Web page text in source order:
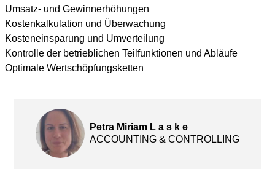
Umsatz- und Gewinnerhöhungen
Kostenkalkulation und Überwachung
Kosteneinsparung und Umverteilung
Kontrolle der betrieblichen Teilfunktionen und Abläufe
Optimale Wertschöpfungsketten
Petra Miriam L a s k e
ACCOUNTING & CONTROLLING